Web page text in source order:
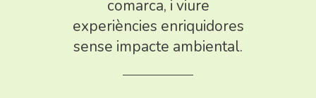
comarca, i viure
experiències enriquidores
sense impacte ambiental.